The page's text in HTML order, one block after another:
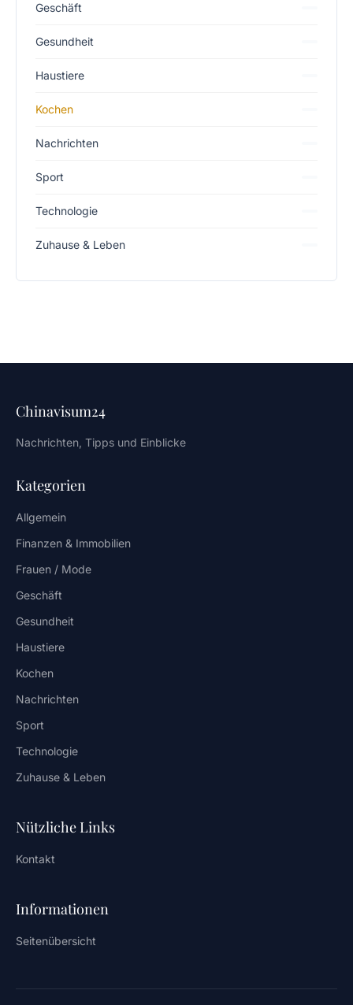
Geschäft
Gesundheit
Haustiere
Kochen
Nachrichten
Sport
Technologie
Zuhause & Leben
Chinavisum24
Nachrichten, Tipps und Einblicke
Kategorien
Allgemein
Finanzen & Immobilien
Frauen / Mode
Geschäft
Gesundheit
Haustiere
Kochen
Nachrichten
Sport
Technologie
Zuhause & Leben
Nützliche Links
Kontakt
Informationen
Seitenübersicht